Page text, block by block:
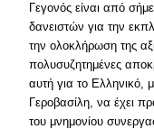
Γεγονός είναι από
δανειστών για την
την ολοκλήρωση της
πολυσυζητημένες
αυτή για το Ελληνικό,
Γεροβασίλη, να έχει
του μνημονίου